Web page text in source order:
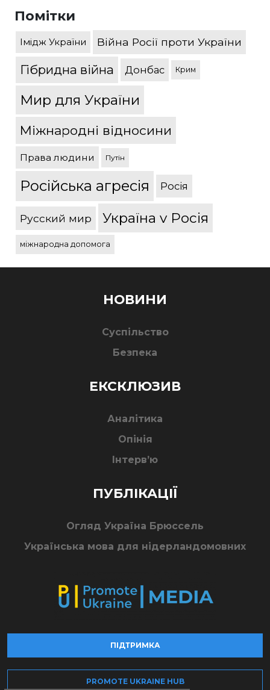
Помітки
Імідж України Війна Росії проти України
Гібридна війна Донбас Крим
Мир для України
Міжнародні відносини
Права людини Путін
Російська агресія Росія
Русский мир Україна v Росія
міжнародна допомога
НОВИНИ
Суспільство
Безпека
ЕКСКЛЮЗИВ
Аналітика
Опінія
Інтерв’ю
ПУБЛІКАЦІЇ
Огляд Україна Брюссель
Українська мова для нідерландомовних
ПІДТРИМКА
PROMOTE UKRAINE HUB